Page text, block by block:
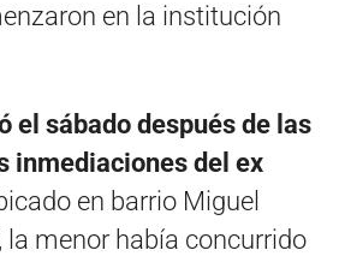
en la institución
el sábado después de las
inmediaciones del ex
en barrio Miguel
la menor había concurrido